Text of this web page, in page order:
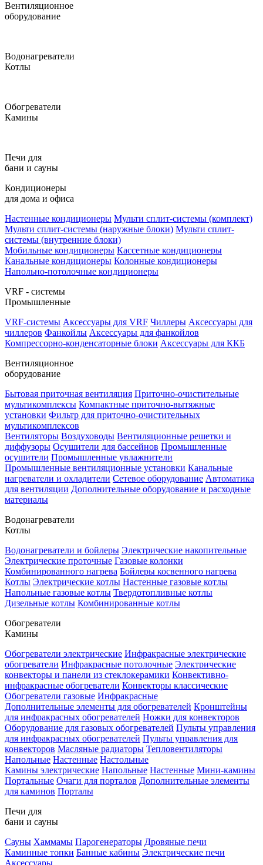
Вентиляционное
оборудование
Водонагреватели
Котлы
Обогреватели
Камины
Печи для
бани и сауны
Кондиционеры
для дома и офиса
Настенные кондиционеры Мульти сплит-системы (комплект)
Мульти сплит-системы (наружные блоки) Мульти сплит-
системы (внутренние блоки)
Мобильные кондиционеры Кассетные кондиционеры
Канальные кондиционеры Колонные кондиционеры
Напольно-потолочные кондиционеры
VRF - системы
Промышленные
VRF-системы Аксессуары для VRF Чиллеры Аксессуары для
чиллеров Фанкойлы Аксессуары для фанкойлов
Компрессорно-конденсаторные блоки Аксессуары для ККБ
Вентиляционное
оборудование
Бытовая приточная вентиляция Приточно-очистительные
мультикомплексы Компактные приточно-вытяжные
установки Фильтр для приточно-очистительных
мультикомплексов
Вентиляторы Воздуховоды Вентиляционные решетки и
диффузоры Осушители для бассейнов Промышленные
осушители Промышленные увлажнители
Промышленные вентиляционные установки Канальные
нагреватели и охладители Сетевое оборудование Автоматика
для вентиляции Дополнительные оборудование и расходные
материалы
Водонагреватели
Котлы
Водонагреватели и бойлеры Электрические накопительные
Электрические проточные Газовые колонки
Комбинированного нагрева Бойлеры косвенного нагрева
Котлы Электрические котлы Настенные газовые котлы
Напольные газовые котлы Твердотопливные котлы
Дизельные котлы Комбинированные котлы
Обогреватели
Камины
Обогреватели электрические Инфракрасные электрические
обогреватели Инфракрасные потолочные Электрические
конвекторы и панели из стеклокерамики Конвективно-
инфракрасные обогреватели Конвекторы классические
Обогреватели газовые Инфракрасные
Дополнительные элементы для обогревателей Кронштейны
для инфракрасных обогревателей Ножки для конвекторов
Оборудование для газовых обогревателей Пульты управления
для инфракрасных обогревателей Пульты управления для
конвекторов Масляные радиаторы Тепловентиляторы
Напольные Настенные Настольные
Камины электрические Напольные Настенные Мини-камины
Портальные Очаги для порталов Дополнительные элементы
для каминов Порталы
Печи для
бани и сауны
Сауны Хаммамы Парогенераторы Дровяные печи
Каминные топки Банные кабины Электрические печи
Аксессуары